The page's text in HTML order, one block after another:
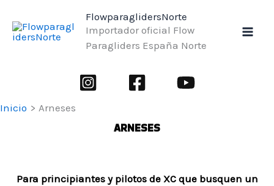
contenido
FlowparaglidersNorte
Importador oficial Flow
Paragliders España Norte
Inicio Arneses
ARNESES
Para principiantes y pilotos de XC que busquen un